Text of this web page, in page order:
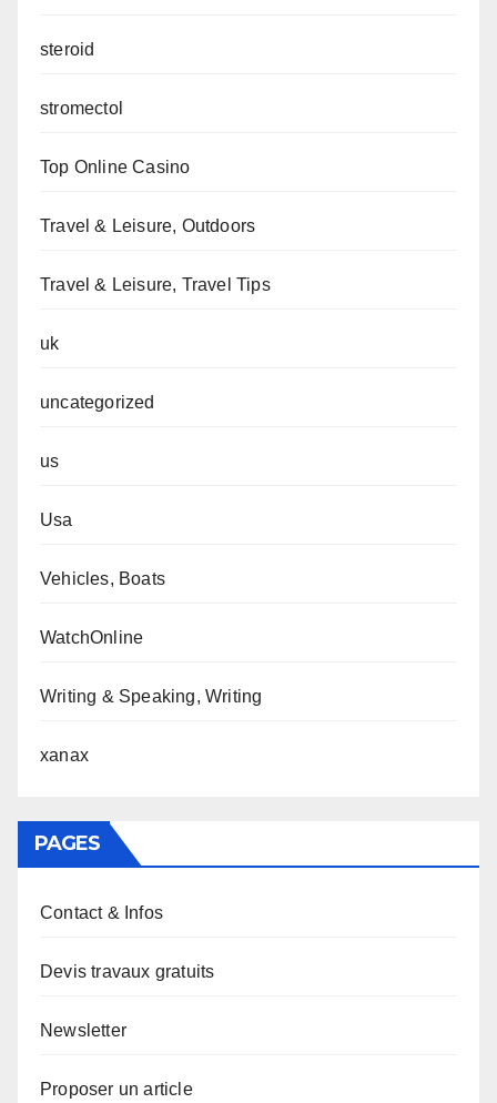
steroid
stromectol
Top Online Casino
Travel & Leisure, Outdoors
Travel & Leisure, Travel Tips
uk
uncategorized
us
Usa
Vehicles, Boats
WatchOnline
Writing & Speaking, Writing
xanax
PAGES
Contact & Infos
Devis travaux gratuits
Newsletter
Proposer un article